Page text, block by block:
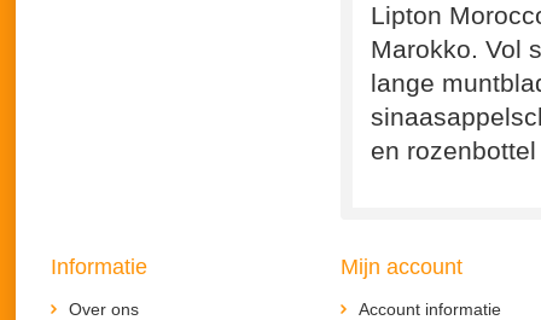
Lipton
Marokko. Vol
lange
en
Informatie
Over ons
Mijn account
Account informatie